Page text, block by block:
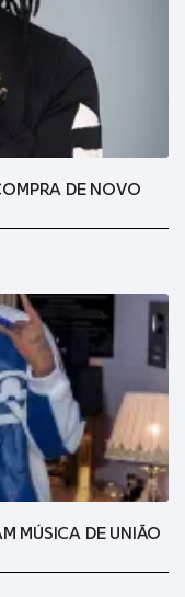
DE NOVO
MÚSICA DE UNIÃO